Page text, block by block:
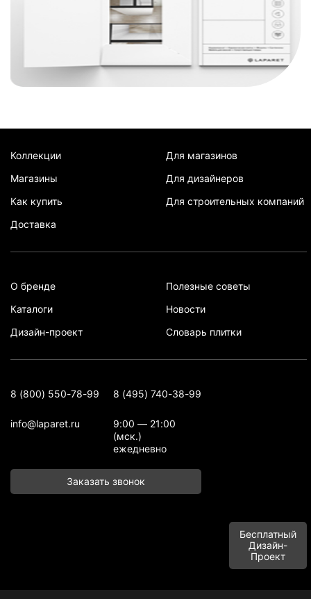
Коллекции
Магазины
Как купить
Доставка
Для магазинов
Для дизайнеров
Для строительных компаний
О бренде
Каталоги
Дизайн-проект
Полезные советы
Новости
Словарь плитки
8 (800) 550-78-99 8 (495) 740-38-99
info@laparet.ru
9:00 — 21:00
(мск.)
ежедневно
Заказать звонок
Бесплатный
Дизайн-
Проект